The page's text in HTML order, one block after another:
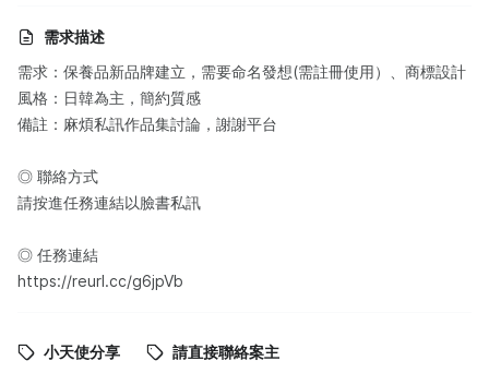
需求描述
需求：保養品新品牌建立，需要命名發想(需註冊使用）、商標設計
風格：日韓為主，簡約質感
備註：麻煩私訊作品集討論，謝謝平台
◎ 聯絡方式
請按進任務連結以臉書私訊
◎ 任務連結
https://reurl.cc/g6jpVb
小天使分享 請直接聯絡案主